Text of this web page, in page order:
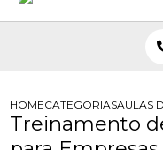
HOMECATEGORIASAULAS
Treinamento